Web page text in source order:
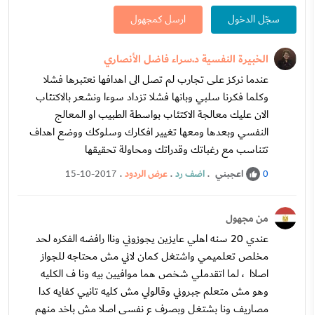
سجّل الدخول ارسل كمجهول
الخبيرة النفسية د.سراء فاضل الأنصاري
عندما نركز على تجارب لم تصل الى اهدافها نعتبرها فشلا
وكلما فكرنا سلبي وبانها فشلا تزداد سوءا ونشعر بالاكتئاب
الان عليك معالجة الاكتئاب بواسطة الطبيب او المعالج
النفسي وبعدها ومعها تغيير افكارك وسلوكك ووضع اهداف
تتناسب مع رغباتك وقدراتك ومحاولة تحقيقها
0 اعجبني .اضف رد.عرض الردود.
15-10-2017
من مجهول
عندي 20 سنه اهلي عايزين يجوزوني وناا رافضه الفكره لحد
مخلص تعلميمي واشتغل كمان لاني مش محتاجه للجواز
اصلاا ، لما اتقدملي شخص هما موافيين بيه ونا ف الكليه
وهو مش متعلم جبروني وقالولي مش كليه تانيي كفايه كدا
مصاريف ونا بشتغل وبصرف ع نفسي اصلا مش باخد منهم